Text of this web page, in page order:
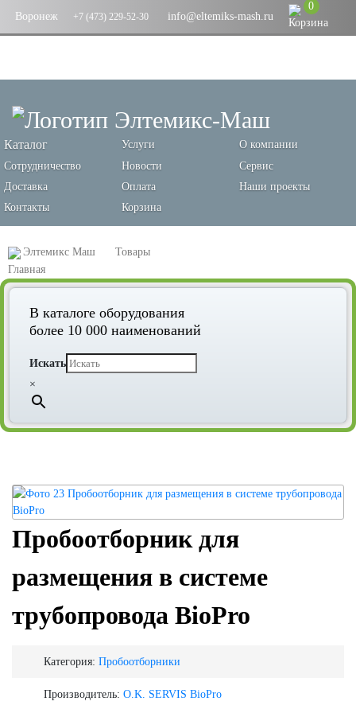
Воронеж +7 (473) 229-52-30 info@eltemiks-mash.ru
0
Каталог Услуги
О компании
Сотрудничество
Новости
Сервис
Доставка
Оплата
Наши проекты
Контакты
Корзина
Элтемикс Маш Товары
Оборудование для переработки зерновых и производства кормов
Пробоотборники
Пробоотборник для размещения в системе трубопровода BioPro
В каталоге оборудования
более 10 000 наименований
Искать
×
Пробоотборник для
размещения в системе
трубопровода BioPro
Категория: Пробоотборники
Производитель: O.K. SERVIS BioPro